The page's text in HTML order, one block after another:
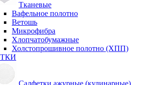
Тканевые
Вафельное полотно
Ветошь
Микрофибра
Хлопчатобумажные
Холстопрошивное полотно (ХПП)
Салфетки ажурные (кулинарные)